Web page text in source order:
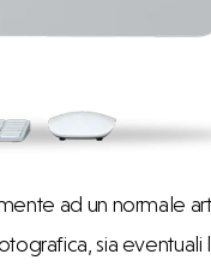
ad un normale
sia eventuali